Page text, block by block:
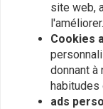
BMW K75 K100
Top pince à triple
Motoscope pro -
€283,20
site web,
l'améliorer.
Cookies
donnant
habitudes
ads